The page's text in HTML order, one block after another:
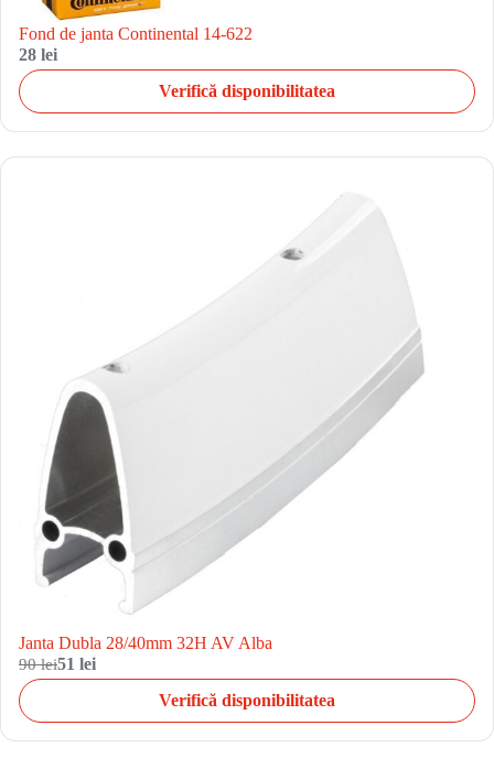
Fond de janta Continental 14-622
28 lei
Verifică disponibilitatea
Janta Dubla 28/40mm 32H AV Alba
90 lei51 lei
Verifică disponibilitatea